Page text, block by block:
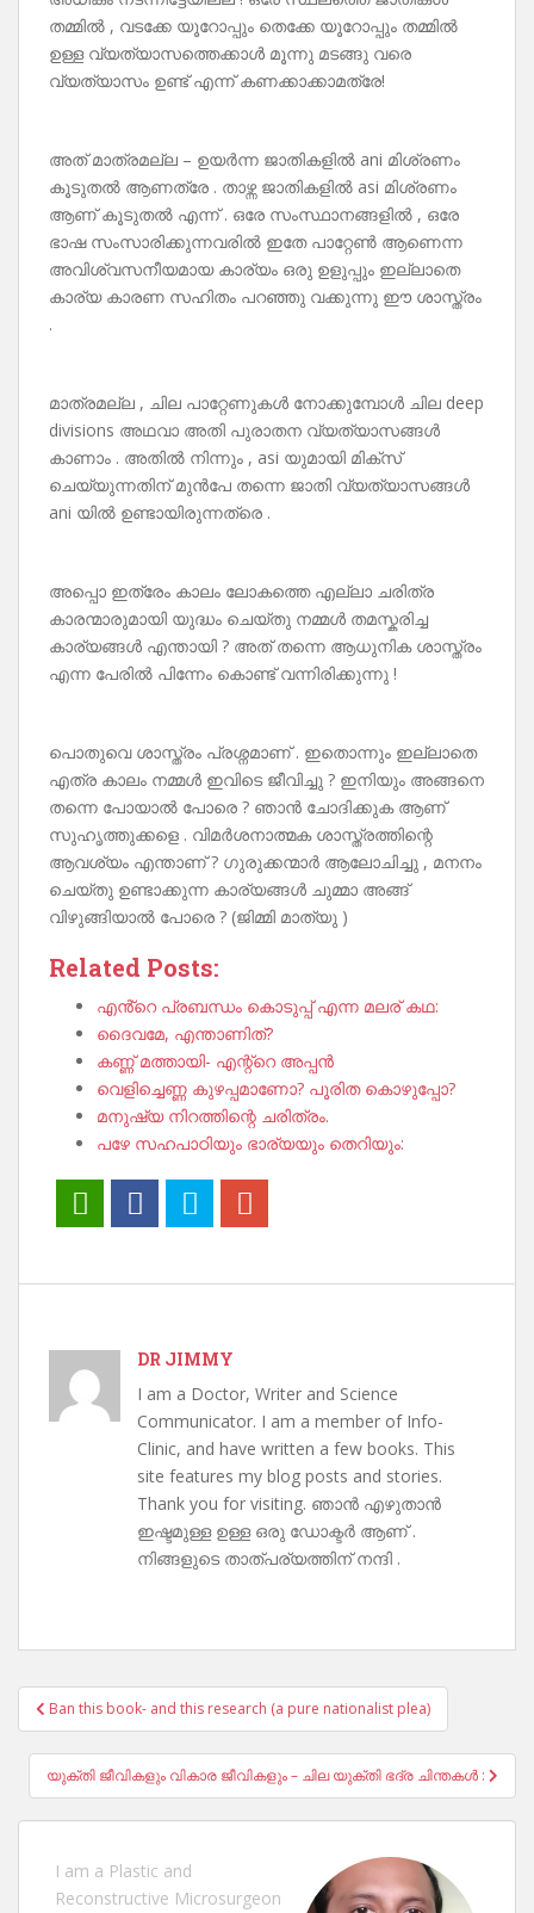
തമ്മിൽ , വടക്കേ യൂറോപ്പും തെക്കേ യൂറോപ്പും തമ്മിൽ
ഉള്ള വ്യത്യാസത്തെക്കാൾ മൂന്നു മടങ്ങു വരെ
വ്യത്യാസം ഉണ്ട് എന്ന് കണക്കാക്കാമത്രേ!
അത് മാത്രമല്ല – ഉയർന്ന ജാതികളിൽ ani മിശ്രണം
കൂടുതൽ ആണത്രേ . താഴ്ന്ന ജാതികളിൽ asi മിശ്രണം
ആണ് കൂടുതൽ എന്ന് . ഒരേ സംസ്ഥാനങ്ങളിൽ , ഒരേ
ഭാഷ സംസാരിക്കുന്നവരിൽ ഇതേ പാറ്റേൺ ആണെന്ന
അവിശ്വസനീയമായ കാര്യം ഒരു ഉളുപ്പും ഇല്ലാതെ
കാര്യ കാരണ സഹിതം പറഞ്ഞു വക്കുന്നു ഈ ശാസ്ത്രം
.
മാത്രമല്ല , ചില പാറ്റേണുകൾ നോക്കുമ്പോൾ ചില deep
divisions അഥവാ അതി പുരാതന വ്യത്യാസങ്ങൾ
കാണാം . അതിൽ നിന്നും , asi യുമായി മിക്സ്
ചെയ്യുന്നതിന് മുൻപേ തന്നെ ജാതി വ്യത്യാസങ്ങൾ
ani യിൽ ഉണ്ടായിരുന്നത്രെ .
അപ്പൊ ഇത്രേം കാലം ലോകത്തെ എല്ലാ ചരിത്ര
കാരന്മാരുമായി യുദ്ധം ചെയ്തു നമ്മൾ തമസ്കരിച്ച
കാര്യങ്ങൾ എന്തായി ? അത് തന്നെ ആധുനിക ശാസ്ത്രം
എന്ന പേരിൽ പിന്നേം കൊണ്ട് വന്നിരിക്കുന്നു !
പൊതുവെ ശാസ്ത്രം പ്രശ്നമാണ് . ഇതൊന്നും ഇല്ലാതെ
എത്ര കാലം നമ്മൾ ഇവിടെ ജീവിച്ചു ? ഇനിയും അങ്ങനെ
തന്നെ പോയാൽ പോരെ ? ഞാൻ ചോദിക്കുക ആണ്
സുഹൃത്തുക്കളെ . വിമർശനാത്മക ശാസ്ത്രത്തിന്റെ
ആവശ്യം എന്താണ് ? ഗുരുക്കന്മാർ ആലോചിച്ചു , മനനം
ചെയ്തു ഉണ്ടാക്കുന്ന കാര്യങ്ങൾ ചുമ്മാ അങ്ങ്
വിഴുങ്ങിയാൽ പോരെ ? (ജിമ്മി മാത്യു )
Related Posts:
എൻ്റെ പ്രബന്ധം കൊടുപ്പ് എന്ന മലര് കഥ:
ദൈവമേ, എന്താണിത്?
കണ്ണ് മത്തായി- എന്റ്റെ അപ്പൻ
വെളിച്ചെണ്ണ കുഴപ്പമാണോ? പൂരിത കൊഴുപ്പോ?
മനുഷ്യ നിറത്തിന്റെ ചരിത്രം.
പഴേ സഹപാഠിയും ഭാര്യയും തെറിയും:
DR JIMMY
I am a Doctor, Writer and Science
Communicator. I am a member of Info-
Clinic, and have written a few books. This
site features my blog posts and stories.
Thank you for visiting. ഞാൻ എഴുതാൻ
ഇഷ്ടമുള്ള ഉള്ള ഒരു ഡോക്ടർ ആണ് .
നിങ്ങളുടെ താത്പര്യത്തിന് നന്ദി .
Post
navigation
Ban this book- and this research (a pure nationalist plea)
യുക്തി ജീവികളും വികാര ജീവികളും – ചില യുക്തി ഭദ്ര ചിന്തകൾ :
I am a Plastic and
Reconstructive Microsurgeon